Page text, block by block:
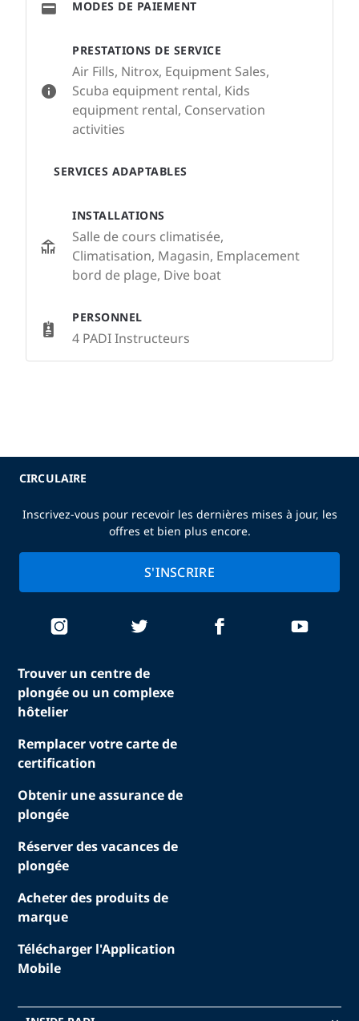
PRESTATIONS DE SERVICE
Air Fills, Nitrox, Equipment Sales,
Scuba equipment rental, Kids
equipment rental, Conservation
activities
SERVICES ADAPTABLES
INSTALLATIONS
Salle de cours climatisée,
Climatisation, Magasin, Emplacement
bord de plage, Dive boat
PERSONNEL
4 PADI Instructeurs
MODES DE PAIEMENT
Trouver un centre de
plongée ou un complexe
hôtelier
Remplacer votre carte de
certification
Obtenir une assurance de
plongée
Réserver des vacances de
plongée
Acheter des produits de
marque
Télécharger l'Application
Mobile
CIRCULAIRE
Inscrivez-vous pour recevoir les dernières mises à jour, les
offres et bien plus encore.
S'INSCRIRE